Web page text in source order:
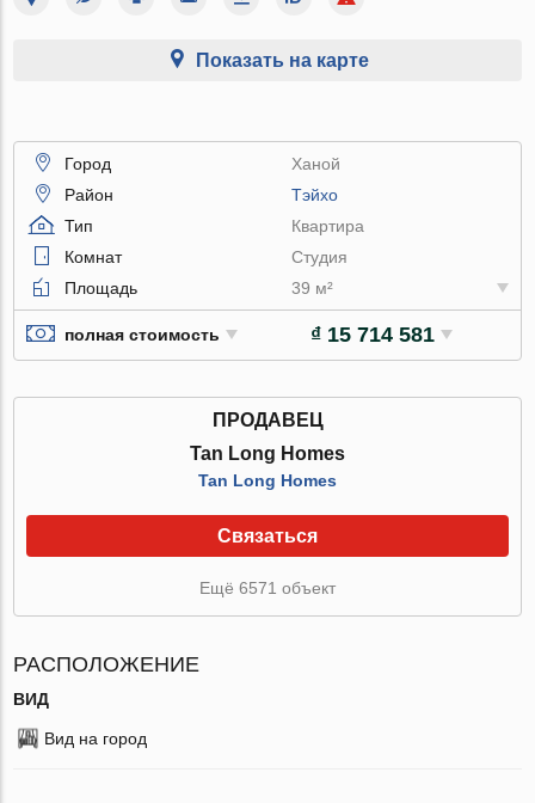
Показать на карте
Город
Ханой
Район
Тэйхо
Тип
Квартира
Комнат
Студия
Площадь
39 м²
полная стоимость ₫ 15 714 581
ПРОДАВЕЦ
Tan Long Homes
Tan Long Homes
Связаться
Ещё 6571 объект
РАСПОЛОЖЕНИЕ
ВИД
Вид на город